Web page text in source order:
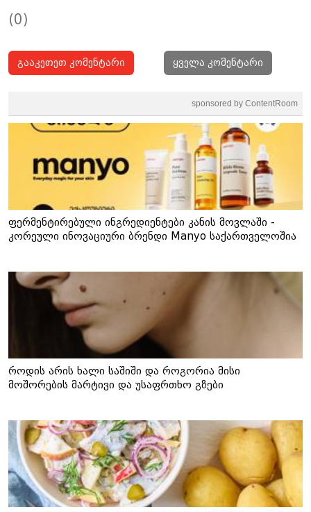
(0)
გააკეთეთ კომენტარი ყველა კომენტარი
sponsored by ContentRoom
ფერმენტირებული ინგრედიენტები კანის მოვლაში -
კორეული ინოვაციური ბრენდი Manyo საქართველოშია
როდის არის ხალი საშიში და როგორია მისი
მოშორების მარტივი და უსაფრთხო გზები